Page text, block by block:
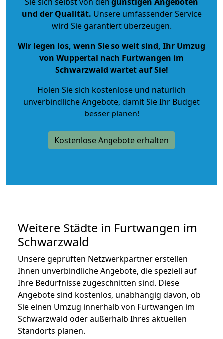
und der Qualität. Unsere umfassender Service
wird Sie garantiert überzeugen.
Wir legen los, wenn Sie so weit sind, Ihr Umzug
von Wuppertal nach Furtwangen im
Schwarzwald wartet auf Sie!
Holen Sie sich kostenlose und natürlich
unverbindliche Angebote, damit Sie Ihr Budget
besser planen!
Kostenlose Angebote erhalten
Weitere Städte in Furtwangen im
Schwarzwald
Unsere geprüften Netzwerkpartner erstellen
Ihnen unverbindliche Angebote, die speziell auf
Ihre Bedürfnisse zugeschnitten sind. Diese
Angebote sind kostenlos, unabhängig davon, ob
Sie einen Umzug innerhalb von Furtwangen im
Schwarzwald oder außerhalb Ihres aktuellen
Standorts planen.